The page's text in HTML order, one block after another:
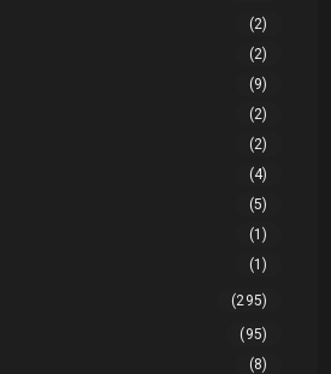
(2)
(2)
(9)
(2)
(2)
(4)
(5)
(1)
(1)
(295)
(95)
(8)